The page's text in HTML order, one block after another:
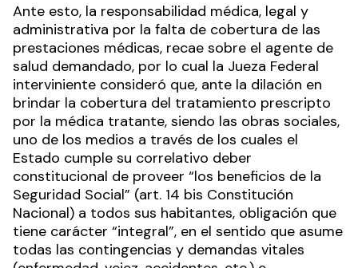
Ante esto, la responsabilidad médica, legal y
administrativa por la falta de cobertura de las
prestaciones médicas, recae sobre el agente de
salud demandado, por lo cual la Jueza Federal
interviniente consideró que, ante la dilación en
brindar la cobertura del tratamiento prescripto
por la médica tratante, siendo las obras sociales,
uno de los medios a través de los cuales el
Estado cumple su correlativo deber
constitucional de proveer “los beneficios de la
Seguridad Social” (art. 14 bis Constitución
Nacional) a todos sus habitantes, obligación que
tiene carácter “integral”, en el sentido que asume
todas las contingencias y demandas vitales